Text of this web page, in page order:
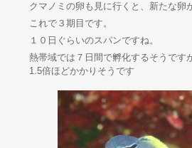
クマノミの卵も見に行くと、新たな卵
これで３期目です。
１０日ぐらいのスパンですね。
熱帯域では７日間で孵化するそうです
1.5倍ほどかかりそうです